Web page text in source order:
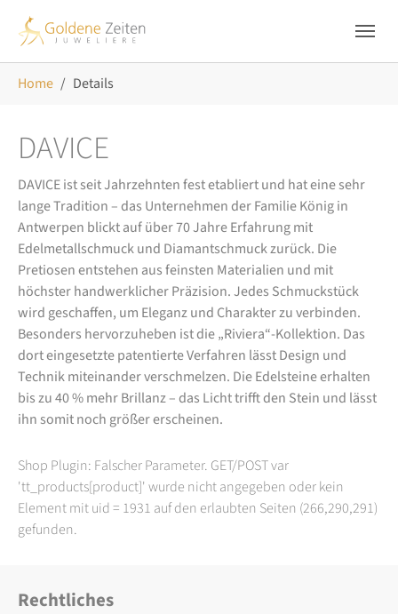
Home Details
DAVICE
DAVICE ist seit Jahrzehnten fest etabliert und hat eine sehr
lange Tradition – das Unternehmen der Familie König in
Antwerpen blickt auf über 70 Jahre Erfahrung mit
Edelmetallschmuck und Diamantschmuck zurück. Die
Pretiosen entstehen aus feinsten Materialien und mit
höchster handwerklicher Präzision. Jedes Schmuckstück
wird geschaffen, um Eleganz und Charakter zu verbinden.
Besonders hervorzuheben ist die „Riviera“-Kollektion. Das
dort eingesetzte patentierte Verfahren lässt Design und
Technik miteinander verschmelzen. Die Edelsteine erhalten
bis zu 40 % mehr Brillanz – das Licht trifft den Stein und lässt
ihn somit noch größer erscheinen.
Shop Plugin: Falscher Parameter. GET/POST var
'tt_products[product]' wurde nicht angegeben oder kein
Element mit uid = 1931 auf den erlaubten Seiten (266,290,291)
gefunden.
Rechtliches